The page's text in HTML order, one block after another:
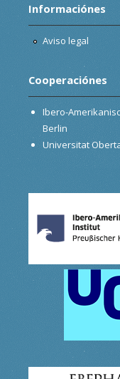
Informaciónes
Aviso legal
Cooperaciónes
Ibero-
Berlin
Universitat